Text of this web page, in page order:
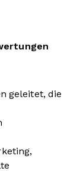
geleitet, die